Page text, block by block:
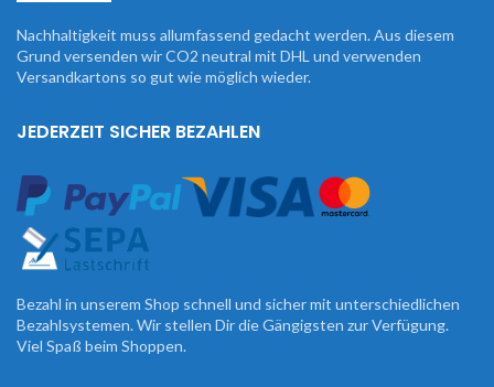
Nachhaltigkeit muss allumfassend gedacht werden. Aus diesem
Grund versenden wir CO2 neutral mit DHL und verwenden
Versandkartons so gut wie möglich wieder.
JEDERZEIT SICHER BEZAHLEN
Bezahl in unserem Shop schnell und sicher mit unterschiedlichen
Bezahlsystemen. Wir stellen Dir die Gängigsten zur Verfügung.
Viel Spaß beim Shoppen.